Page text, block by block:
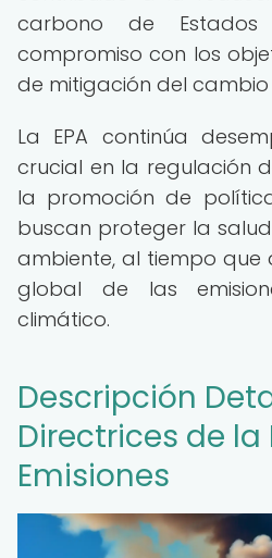
carbono de
compromiso con los
de mitigación del
La EPA continúa
crucial en la regulación
la promoción de
buscan proteger la
ambiente, al tiempo
global de las
climático.
Descripción
Directrices de la
Emisiones